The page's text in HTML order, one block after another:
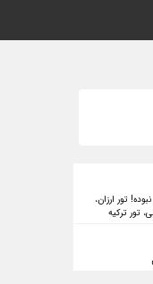
تور ارزان،
تور ترکیه